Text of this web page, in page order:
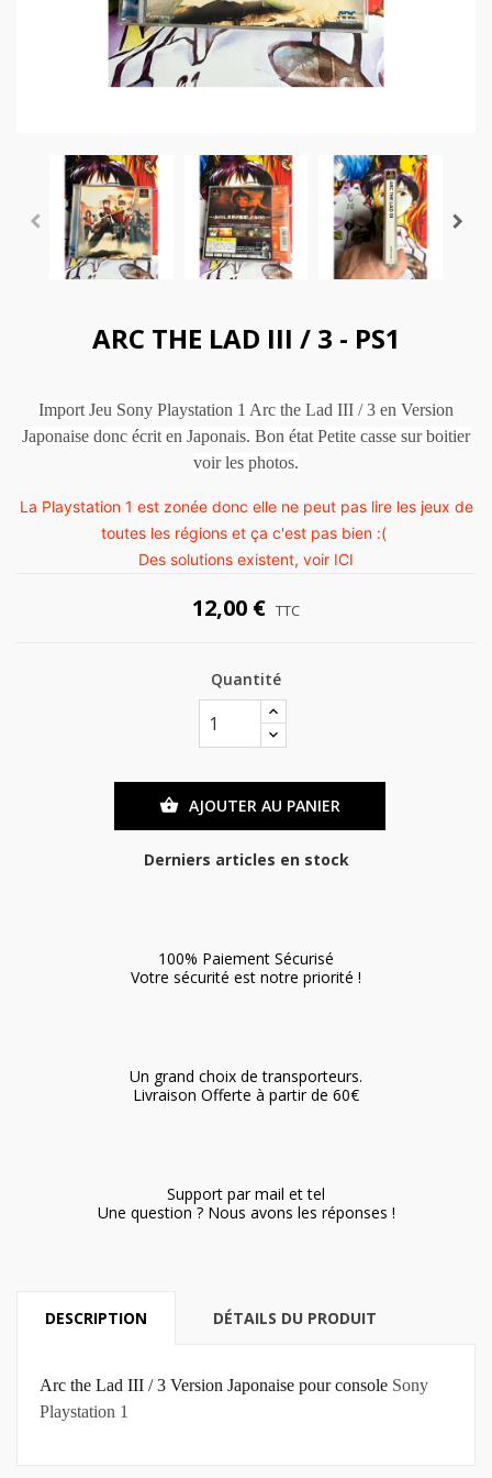
ARC THE LAD III / 3 - PS1
Import Jeu Sony Playstation 1 Arc the Lad III / 3 en Version
Japonaise donc écrit en Japonais. Bon état Petite casse sur boitier
voir les photos.
La Playstation 1 est zonée donc elle ne peut pas lire les jeux de
toutes les régions et ça c'est pas bien :(
Des solutions existent, voir ICI
12,00 € TTC
Quantité
 AJOUTER AU PANIER
Derniers articles en stock
100% Paiement Sécurisé
Votre sécurité est notre priorité !
Un grand choix de transporteurs.
Livraison Offerte à partir de 60€
Support par mail et tel
Une question ? Nous avons les réponses !
DESCRIPTION DÉTAILS DU PRODUIT
Arc the Lad III / 3 Version Japonaise pour console Sony
Playstation 1